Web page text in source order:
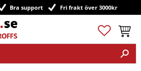
Bra support Fri frakt över 3000kr
Favoriter